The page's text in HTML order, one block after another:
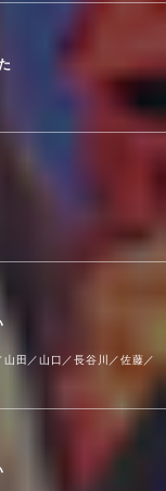
田／山口／長谷川／佐藤／